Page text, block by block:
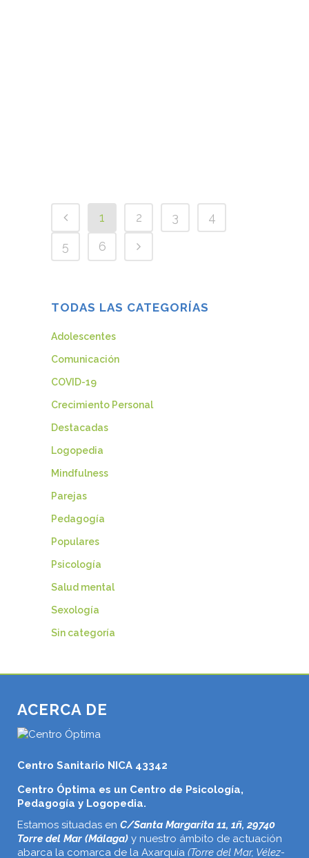
1 2 3
4
5
6
TODAS LAS CATEGORÍAS
Adolescentes
Comunicación
COVID-19
Crecimiento Personal
Destacadas
Logopedia
Mindfulness
Parejas
Pedagogía
Populares
Psicología
Salud mental
Sexología
Sin categoría
ACERCA DE
Centro Sanitario NICA 43342
Centro Óptima es un Centro de Psicología,
Pedagogía y Logopedia.
Estamos situadas en C/Santa Margarita 11, 1ñ, 29740
Torre del Mar (Málaga) y nuestro ámbito de actuación
abarca la comarca de la Axarquía (Torre del Mar, Vélez-